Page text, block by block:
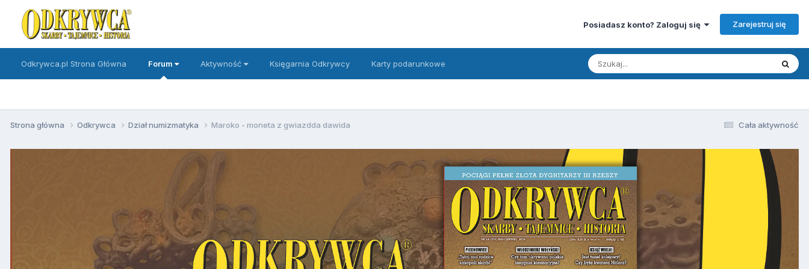
Posiadasz konto? Zaloguj się Zarejestruj się
Odkrywca.pl Strona Główna Forum Aktywność Księgarnia Odkrywcy Karty podarunkowe
Cała aktywność
Strona główna Odkrywca Dział numizmatyka Maroko - moneta z gwiazdda dawida